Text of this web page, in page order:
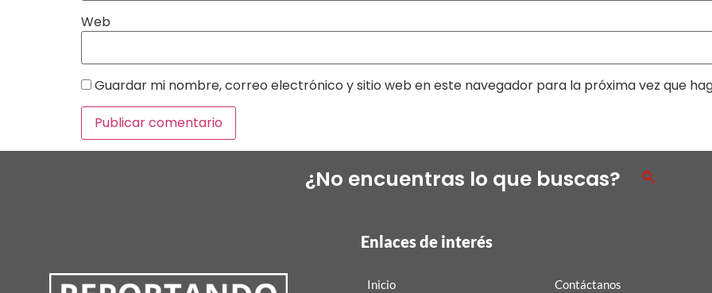
Web
Guardar mi nombre, correo electrónico y sitio web en este navegador para la próxima vez que
¿No encuentras lo que buscas?
Enlaces de interés
Inicio Contáctanos